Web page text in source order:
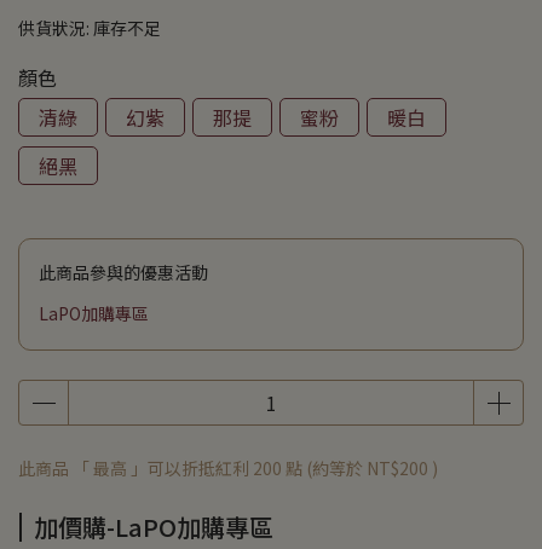
供貨狀況: 庫存不足
顏色
清綠
幻紫 那提 蜜粉
暖白
絕黑
此商品參與的優惠活動
LaPO加購專區
此商品 「 最高 」可以折抵紅利 200 點 (約等於 NT$200 )
加價購-LaPO加購專區